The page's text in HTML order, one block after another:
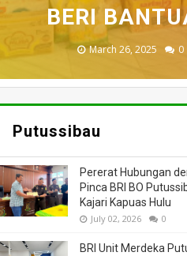
MENINGGAL
July 05, 2026 0
HANGUS
November 27, 2025
BERI
March 26, 2025 0
DILALAP
March 13, 2025 0
MASSA
February 18, 2025
Putussibau
Pererat Hubungan
Pinca BRI BO
Kajari Kapuas Hulu
July 02, 2026 0
BRI Unit Merdeka